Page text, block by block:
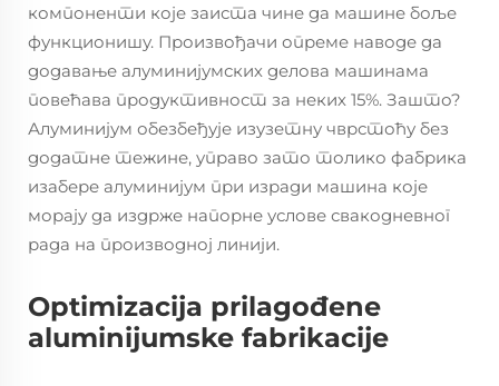
компоненти које заиста чине да машине боље
функционишу. Произвођачи опреме наводе да
додавање алуминијумских делова машинама
повећава продуктивност за неких 15%. Зашто?
Алуминијум обезбеђује изузетну чврстоћу без
додатне тежине, управо зато толико фабрика
изабере алуминијум при изради машина које
морају да издрже напорне услове свакодневног
рада на производној линији.
Optimizacija prilagođene
aluminijumske fabrikacije